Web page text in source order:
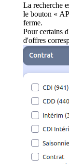
La recherche
le bouton «
ferme.
Pour certains
d'offres